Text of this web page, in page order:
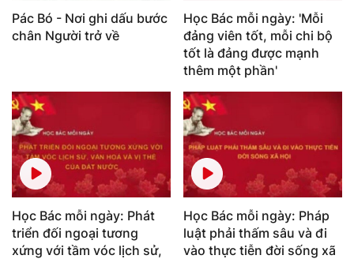
Pác Bó - Nơi ghi dấu bước
chân Người trở về
Học Bác mỗi ngày: 'Mỗi
đảng viên tốt, mỗi chi bộ
tốt là đảng được mạnh
thêm một phần'
Học Bác mỗi ngày: Phát
triển đối ngoại tương
xứng với tầm vóc lịch sử,
Học Bác mỗi ngày: Pháp
luật phải thấm sâu và đi
vào thực tiễn đời sống xã